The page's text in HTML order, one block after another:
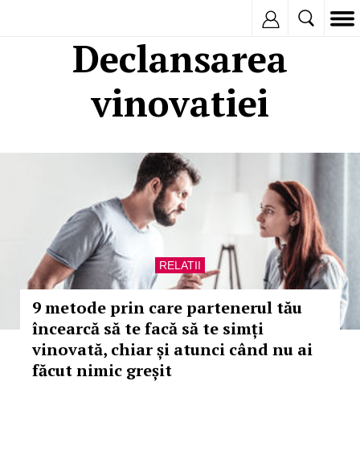
Declansarea
vinovatiei
RELATII
9 metode prin care partenerul tău
încearcă să te facă să te simți
vinovată, chiar și atunci când nu ai
făcut nimic greșit